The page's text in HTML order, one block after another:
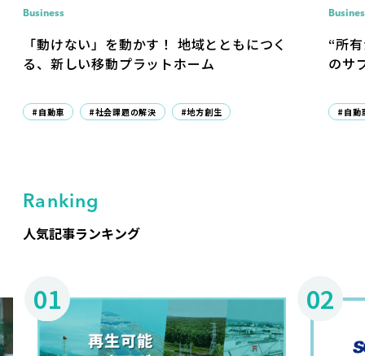
Business
「動けない」を動かす！ 地域とともにつく
る、新しい移動プラットホーム
#自動車 #社会課題の解決 #地方創生
“所
のサ
#自動
Ranking
人気記事ランキング
01 02